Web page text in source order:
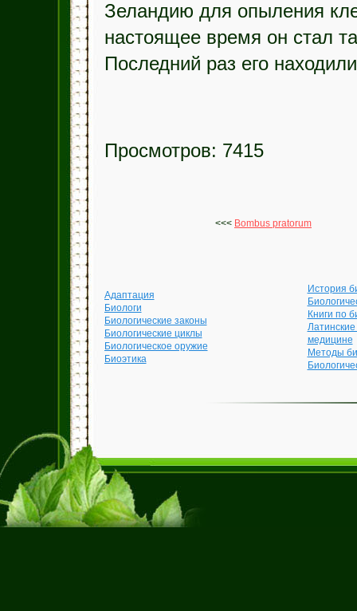
Зеландию для опыления
настоящее время он стал
Последний раз его
Просмотров: 7415
<<< Bombus pratorum
Адаптация
Биологи
Биологические законы
Биологические циклы
Биологическое оружие
Биоэтика
История
Книги по
медицине
Методы